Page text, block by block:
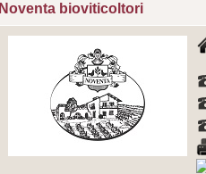
Noventa bioviticoltori